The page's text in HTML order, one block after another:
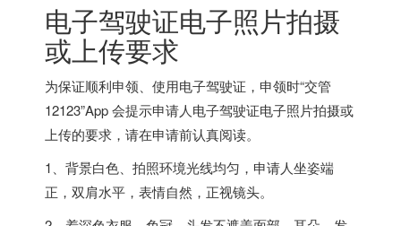
电子驾驶证电子照片拍摄
或上传要求
为保证顺利申领、使用电子驾驶证，申领时“交管
12123”App 会提示申请人电子驾驶证电子照片拍摄或
上传的要求，请在申请前认真阅读。
1、背景白色、拍照环境光线均匀，申请人坐姿端
正，双肩水平，表情自然，正视镜头。